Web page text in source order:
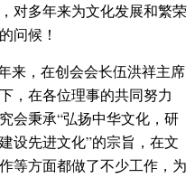
对多年来为文化发展和繁荣
问候！
来，在创会会长伍洪祥主席
，在各位理事的共同努力
会秉承“弘扬中华文化，研
设先进文化”的宗旨，在文
等方面都做了不少工作，为